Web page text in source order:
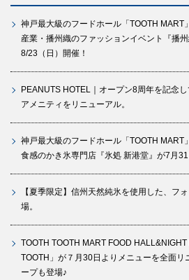
神戸最大級のフードホール「TOOTH MART
産業・播州織のファッションイベント『播
8/23（日）開催！
PEANUTS HOTEL｜オープン8周年を記念
アメニティをリニューアル。
神戸最大級のフードホール「TOOTH MART
食感のかき氷専門店『氷処 新港堂』が7月
【夏季限定】信州天然純氷を使用した、フ
場。
TOOTH TOOTH MART FOOD
TOOTH」が７月30日よりメニューを全面リ
ープも登場♪